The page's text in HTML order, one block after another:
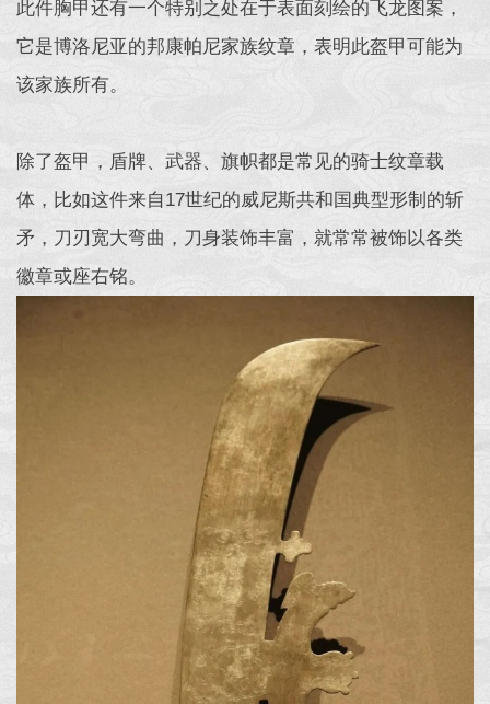
此件胸甲还有一个特别之处在于表面刻绘的飞龙图案，
它是博洛尼亚的邦康帕尼家族纹章，表明此盔甲可能为
该家族所有。
除了盔甲，盾牌、武器、旗帜都是常见的骑士纹章载
体，比如这件来自17世纪的威尼斯共和国典型形制的斩
矛，刀刃宽大弯曲，刀身装饰丰富，就常常被饰以各类
徽章或座右铭。